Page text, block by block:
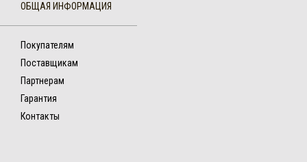
ОБЩАЯ ИНФОРМАЦИЯ
Покупателям
Поставщикам
Партнерам
Гарантия
Контакты